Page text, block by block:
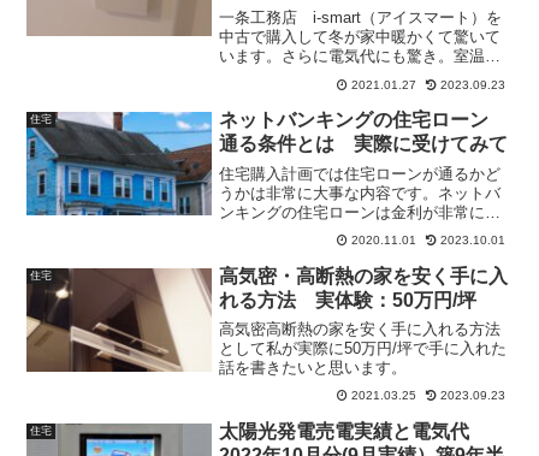
変化と電気代公開
一条工務店 i-smart（アイスマート）を
中古で購入して冬が家中暖かくて驚いて
います。さらに電気代にも驚き。室温と
電気代を公開しています。
2021.01.27 2023.09.23
住宅
ネットバンキングの住宅ローン
通る条件とは 実際に受けてみて
住宅購入計画では住宅ローンが通るかど
うかは非常に大事な内容です。ネットバ
ンキングの住宅ローンは金利が非常に低
いため魅力的ですが本審査が通るにはど
んな条件が必要でしょうか。実際にネッ
トバンキングの住宅ローンを受けてみた
経験から通る条件を挙げてみました。
2020.11.01 2023.10.01
住宅
高気密・高断熱の家を安く手に入
れる方法 実体験：50万円/坪
高気密高断熱の家を安く手に入れる方法
として私が実際に50万円/坪で手に入れた
話を書きたいと思います。
2021.03.25 2023.09.23
住宅
太陽光発電売電実績と電気代